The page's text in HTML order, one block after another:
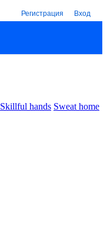
Регистрация Вход
Skillful hands Sweat home